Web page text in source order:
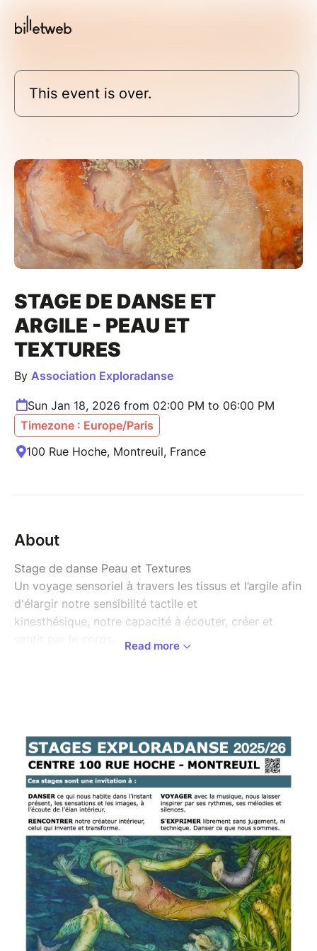
This event is over.
STAGE DE DANSE ET
ARGILE - PEAU ET
TEXTURES
By Association Exploradanse
Sun Jan 18, 2026 from 02:00 PM to 06:00 PM
Timezone : Europe/Paris
100 Rue Hoche, Montreuil, France
About
Stage de danse Peau et Textures
Un voyage sensoriel à travers les tissus et l’argile afin
d'élargir notre sensibilité tactile et
kinesthésique, notre capacité à écouter, créer et
danse, à l’accompagner dans les limites de ses
capacités de transformation. C’est avec elle, et dans
l’élan du groupe, que peut naître quelque chose qui
se cherche et se trouve en même temps.
Stage co-animé par Laurence Cauwet et Karem Ortiz
Laurence Cauwet :
Artiste Peintre et professeure d'Arts Plastiques.
Formée en Art-Thérapie et à la Médiation Artistique
en Relation d'Aide.
Elle accompagne des groupes et en individuel dans
Read more